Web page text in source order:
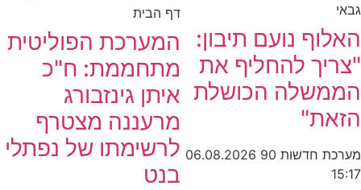
גבאי
האלוף נועם תיבון:
"צריך להחליף את
הממשלה הכושלת
הזאת"
מערכת חדשות 90
06.08.2026
15:17
דף הבית
המערכת הפוליטית
מתחממת: ח"כ
איתן גינזבורג
מרעננה מצטרף
לרשימתו של נפתלי
בנט